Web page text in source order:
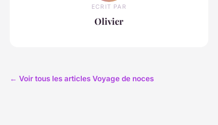
ECRIT PAR
Olivier
← Voir tous les articles Voyage de noces